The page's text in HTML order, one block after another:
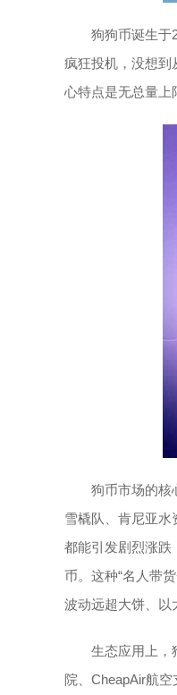
狗狗币诞生于
疯狂投机，没想到
心特点是无总量上
狗币市场的核
雪橇队、肯尼亚水
都能引发剧烈涨跌
币。这种“名人带
波动远超大饼、以
生态应用上，
院、CheapAir航